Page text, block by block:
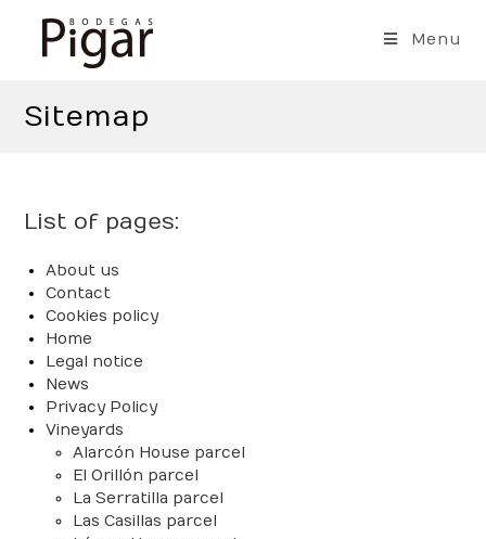
content
Menu
Sitemap
List of pages:
About us
Contact
Cookies policy
Home
Legal notice
News
Privacy Policy
Vineyards
Alarcón House parcel
El Orillón parcel
La Serratilla parcel
Las Casillas parcel